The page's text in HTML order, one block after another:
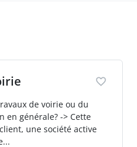
de voirie ou du
en générale? -> Cette
une société active